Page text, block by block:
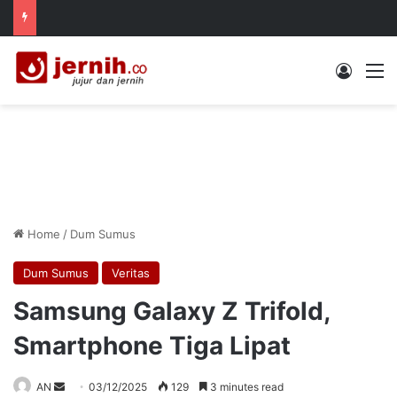
Log In
Home / Dum Sumus
Dum Sumus Veritas
Samsung Galaxy Z Trifold,
Smartphone Tiga Lipat
AN Send03/12/2025 129 3 minutes read